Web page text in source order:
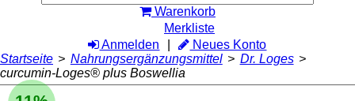
Warenkorb
Merkliste
Anmelden
Neues Konto
Startseite > Nahrungsergänzungsmittel > Dr. Loges >
curcumin-Loges® plus Boswellia